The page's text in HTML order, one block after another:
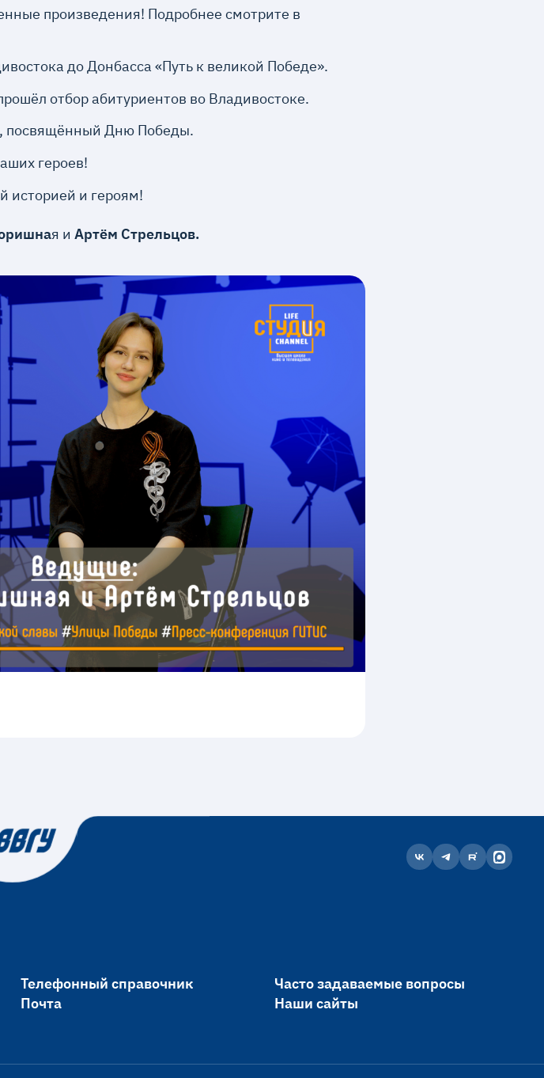
произведения! Подробнее смотрите в
до Донбасса «Путь к великой Победе».
отбор абитуриентов во Владивостоке.
посвящённый Дню Победы.
героев!
историей и героям!
я иАртём Стрельцов.
Телефонный справочник
Почта
Часто задаваемые вопросы
Наши сайты